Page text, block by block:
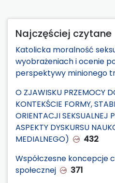
Najczęściej czytane
Katolicka moralność
wyobrażeniach i ocenie
perspektywy minionego
O ZJAWISKU PRZEMOCY
KONTEKŚCIE FORMY,
ORIENTACJI SEKSUALNEJ
ASPEKTY DYSKURSU
MEDIALNEGO)
432
Współczesne koncepcje
społecznej
371